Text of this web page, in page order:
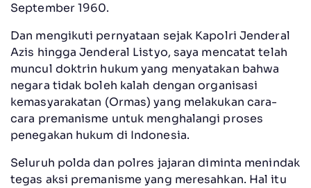
September 1960.
Dan mengikuti pernyataan sejak Kapolri Jenderal
Azis hingga Jenderal Listyo, saya mencatat telah
muncul doktrin hukum yang menyatakan bahwa
negara tidak boleh kalah dengan organisasi
kemasyarakatan (Ormas) yang melakukan cara-
cara premanisme untuk menghalangi proses
penegakan hukum di Indonesia.
Seluruh polda dan polres jajaran diminta menindak
tegas aksi premanisme yang meresahkan. Hal itu